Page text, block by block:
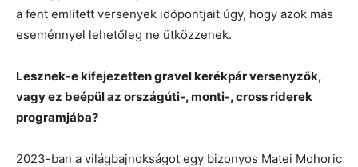
a fent említett versenyek időpontjait úgy, hogy azok más
eseménnyel lehetőleg ne ütközzenek.
Lesznek-e kifejezetten gravel kerékpár versenyzők,
vagy ez beépül az országúti-, monti-, cross riderek
programjába?
2023-ban a világbajnokságot egy bizonyos Matei Mohoric